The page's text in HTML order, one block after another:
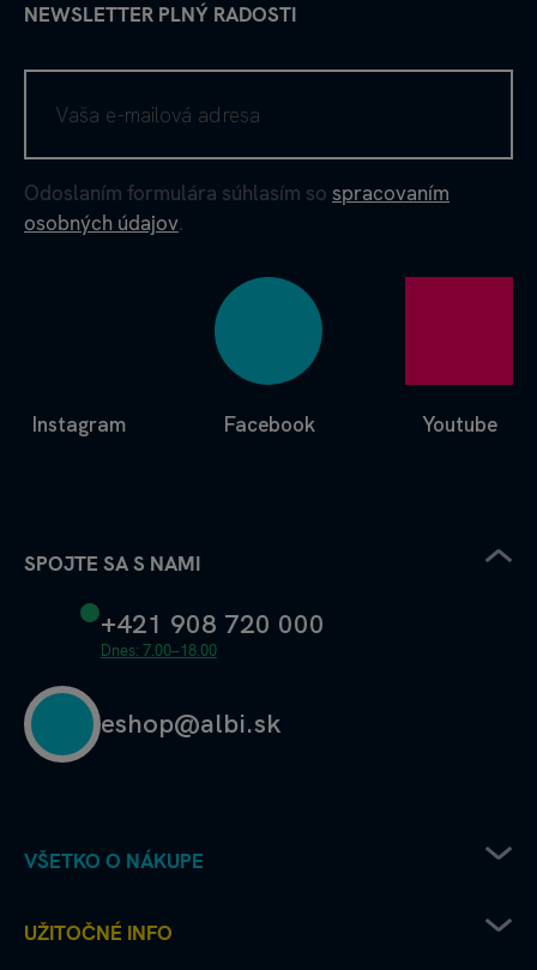
NEWSLETTER PLNÝ RADOSTI
Odoslaním formulára súhlasím so spracovaním
osobných údajov.
Facebook
Instagram Youtube
SPOJTE SA S NAMI
+421 908 720 000
Dnes: 7.00–18.00
eshop@albi.sk
VŠETKO O NÁKUPE
Recenzie a hodnotenia - ako to chodí u nás
UŽITOČNÉ INFO